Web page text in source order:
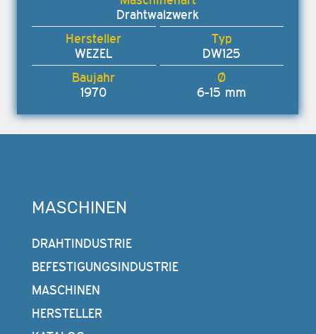
Drahtwalzwerk
WEZEL DW125
1970 6-15 mm
MASCHINEN
DRAHTINDUSTRIE
BEFESTIGUNGSINDUSTRIE
MASCHINEN
HERSTELLER